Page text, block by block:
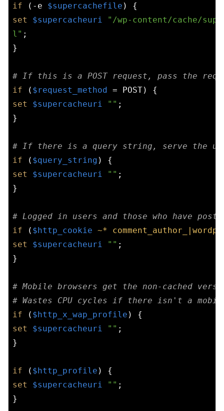
if (-e $supercachefile
set
$supercacheuri
"/wp-content/cache/
l" ;
}
# If this is a POST request, pass the
if ( $request_method
set
$supercacheuri "" ;
}
# If there is a query string, serve the
if ( $query_string
set
$supercacheuri "" ;
}
# Logged in users and those who have
if ( $http_cookie ~*
set
$supercacheuri "" ;
}
# Mobile browsers get the non-cached
# Wastes CPU cycles if there isn't a
if ( $http_x_wap_profile
set
$supercacheuri "" ;
}
if ( $http_profile
set
$supercacheuri "" ;
}